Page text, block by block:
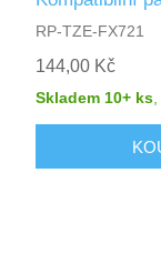
RP-TZE-FX721
144,00 Kč
Skladem 10+ ks